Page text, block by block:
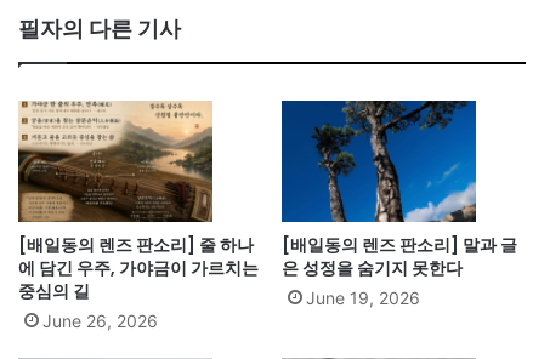
필자의 다른 기사
[배일동의 렌즈 판소리] 줄 하나
에 담긴 우주, 가야금이 가르치는
중심의 길
June 26, 2026
[배일동의 렌즈 판소리] 말과 글
은 성정을 숨기지 못한다
June 19, 2026